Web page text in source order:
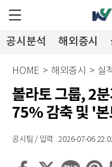
공시분석 해외증시
HOME > 해외증시 > 실
볼라토 그룹, 2
75% 감축 및 '
공시팀 / 입력 : 2026-07-06